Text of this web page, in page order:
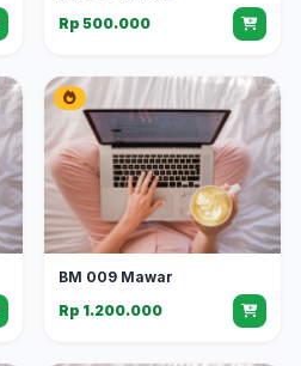
Rp 500.000
BM 009 Mawar
Rp 1.200.000